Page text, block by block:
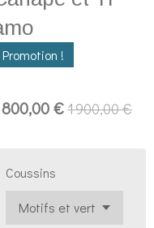
Promotion !
800,00 €1 900,00 €
Coussins